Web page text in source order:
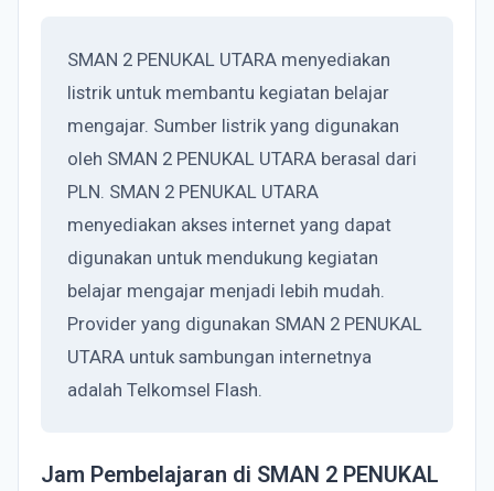
SMAN 2 PENUKAL UTARA menyediakan
listrik untuk membantu kegiatan belajar
mengajar. Sumber listrik yang digunakan
oleh SMAN 2 PENUKAL UTARA berasal dari
PLN. SMAN 2 PENUKAL UTARA
menyediakan akses internet yang dapat
digunakan untuk mendukung kegiatan
belajar mengajar menjadi lebih mudah.
Provider yang digunakan SMAN 2 PENUKAL
UTARA untuk sambungan internetnya
adalah Telkomsel Flash.
Jam Pembelajaran di SMAN 2 PENUKAL